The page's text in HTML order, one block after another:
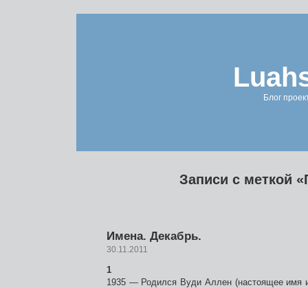
Блог
Записи с меткой
Имена. Декабрь.
30.11.2011
1
1935 — Родился Вуди Аллен (настоящее имя